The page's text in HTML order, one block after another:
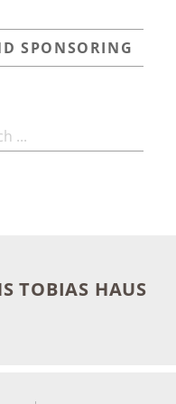
SPONSORING
TOBIAS HAUS